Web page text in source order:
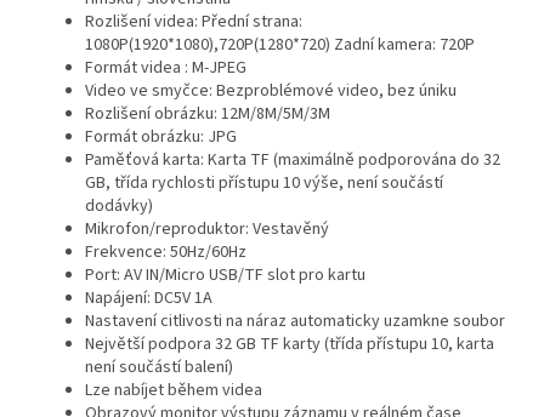
Rozlišení videa: Přední strana:
1080P(1920*1080),720P(1280*720) Zadní kamera: 720P
Formát videa : M-JPEG
Video ve smyčce: Bezproblémové video, bez úniku
Rozlišení obrázku: 12M/8M/5M/3M
Formát obrázku: JPG
Paměťová karta: Karta TF (maximálně podporována do 32
GB, třída rychlosti přístupu 10 výše, není součástí
dodávky)
Mikrofon/reproduktor: Vestavěný
Frekvence: 50Hz/60Hz
Port: AV IN/Micro USB/TF slot pro kartu
Napájení: DC5V 1A
Nastavení citlivosti na náraz automaticky uzamkne soubor
Největší podpora 32 GB TF karty (třída přístupu 10, karta
není součástí balení)
Lze nabíjet během videa